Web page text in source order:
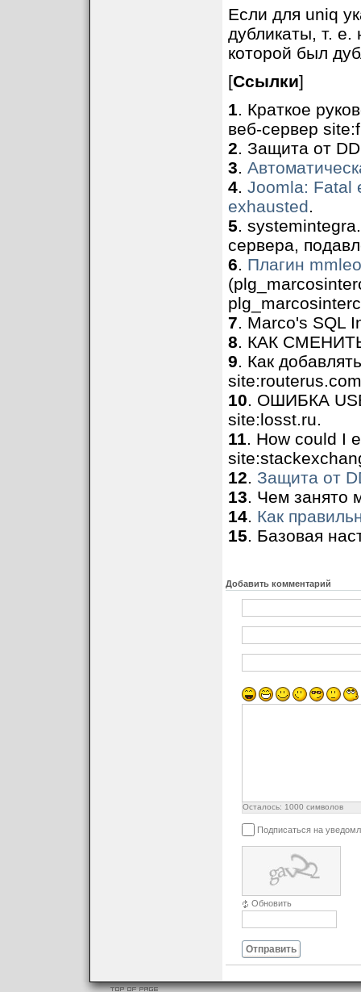
Если для uniq
дубликаты, т. е.
которой был
[Ссылки]
1 . Краткое
веб-сервер
2 . Защита от
3
4 Joomla: Fatal
exhausted
5 .
сервера,
6
Плагин
7 . Marco's SQL
8 . КАК
9 . Как
10 . ОШИБКА
site:losst.ru.
11 . How could I
12
Защита от
13 . Чем занято
14 Как
15 . Базовая
Добавить комментарий
Осталось: 1000 символов
Подписаться на
Обновить
Отправить